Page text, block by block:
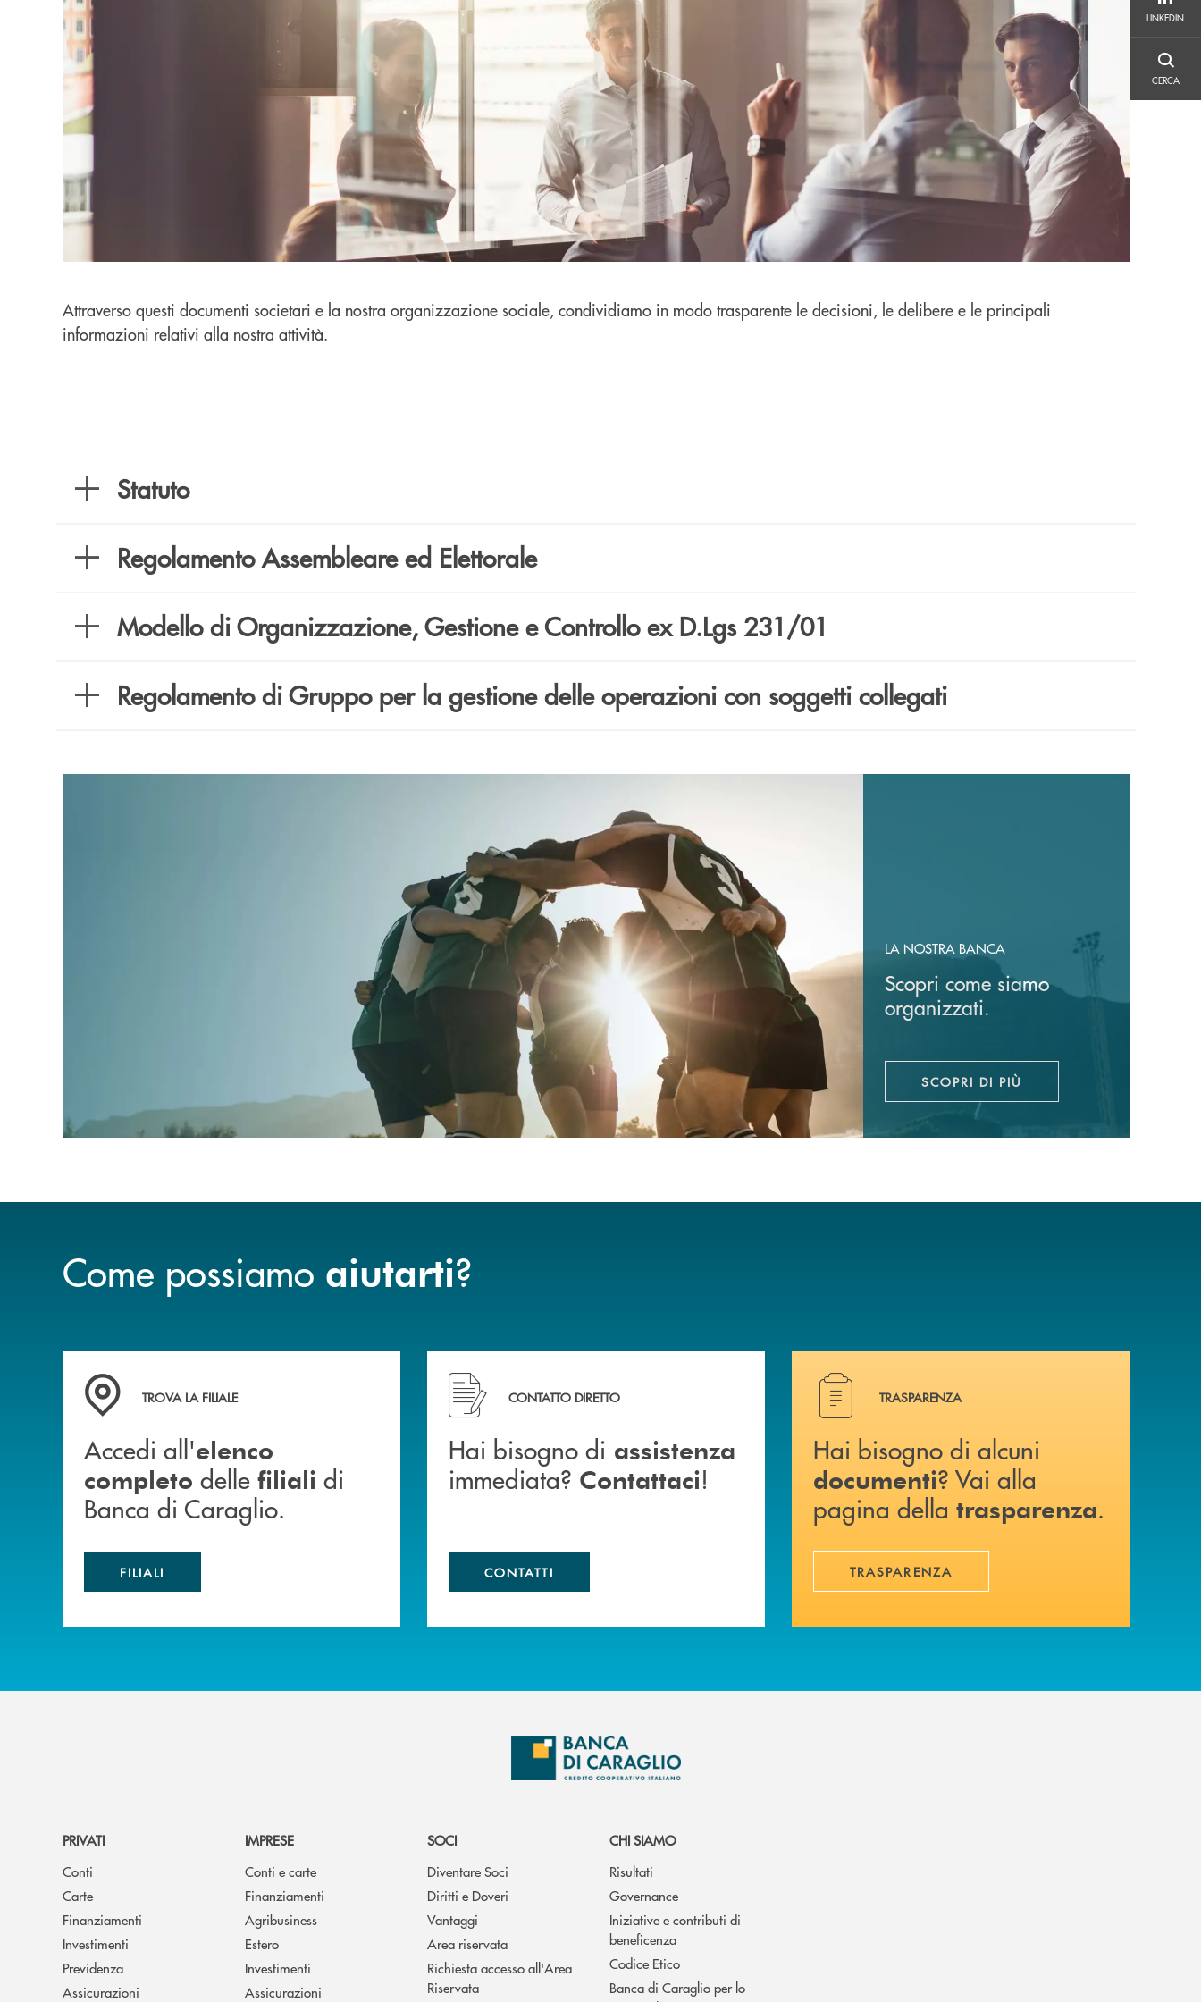
LINKEDIN
CERCA
CERCA
Attraverso questi documenti societari e la nostra organizzazione sociale, condividiamo in modo trasparente le decisioni, le delibere e le principali
informazioni relativi alla nostra attività.
Statuto
Regolamento Assembleare ed Elettorale
Modello di Organizzazione, Gestione e Controllo ex D.Lgs 231/01
Regolamento di Gruppo per la gestione delle operazioni con soggetti collegati
LA NOSTRA BANCA
Scopri come siamo
organizzati.
SCOPRI DI PIÙ
Come possiamo aiutarti?
Accedi all' elenco completo delle filiali di Banca di Caraglio.
TROVA LA FILIALE
Accedi all'elenco
completo delle filiali di
Banca di Caraglio.
FILIALI
Hai bisogno di assistenza immediata? Contattaci !
CONTATTO DIRETTO
Hai bisogno di assistenza
immediata? Contattaci!
CONTATTI
Hai bisogno di alcuni documenti ? Vai alla pagina della
TRASPARENZA
Hai bisogno di alcuni
documenti? Vai alla
pagina della trasparenza.
TRASPARENZA
PRIVATI
Conti
Carte
Finanziamenti
Investimenti
Previdenza
Assicurazioni
IMPRESE
Conti e carte
Finanziamenti
Agribusiness
Estero
Investimenti
Assicurazioni
SOCI
Diventare Soci
Diritti e Doveri
Vantaggi
Area riservata
Richiesta accesso all'Area
Riservata
CHI SIAMO
Risultati
Governance
Iniziative e contributi di
beneficenza
Codice Etico
Banca di Caraglio per lo